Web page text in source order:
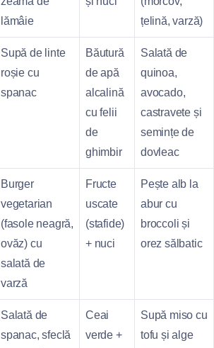
lămâie
țelină, varză)
Supă de linte
roșie cu
spanac
Băutură
de apă
alcalină
cu felii
de
ghimbir
Salată de
quinoa,
avocado,
castravete și
semințe de
dovleac
Burger
vegetarian
(fasole neagră,
ovăz) cu
salată de
varză
Fructe
uscate
(stafide)
+ nuci
Pește alb la
abur cu
broccoli și
orez sălbatic
Salată de
spanac, sfeclă
Ceai
verde +
Supă miso cu
tofu și alge